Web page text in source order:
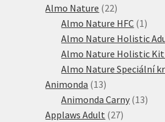
produktů
Almo Nature 2222
produktů
Almo Nature HFC 1 1
Almo Nature Holistic
Almo Nature Holistic
Almo Nature Speciální
Animonda 1313
produktů
Animonda Carny 1313
Applaws Adult 2727